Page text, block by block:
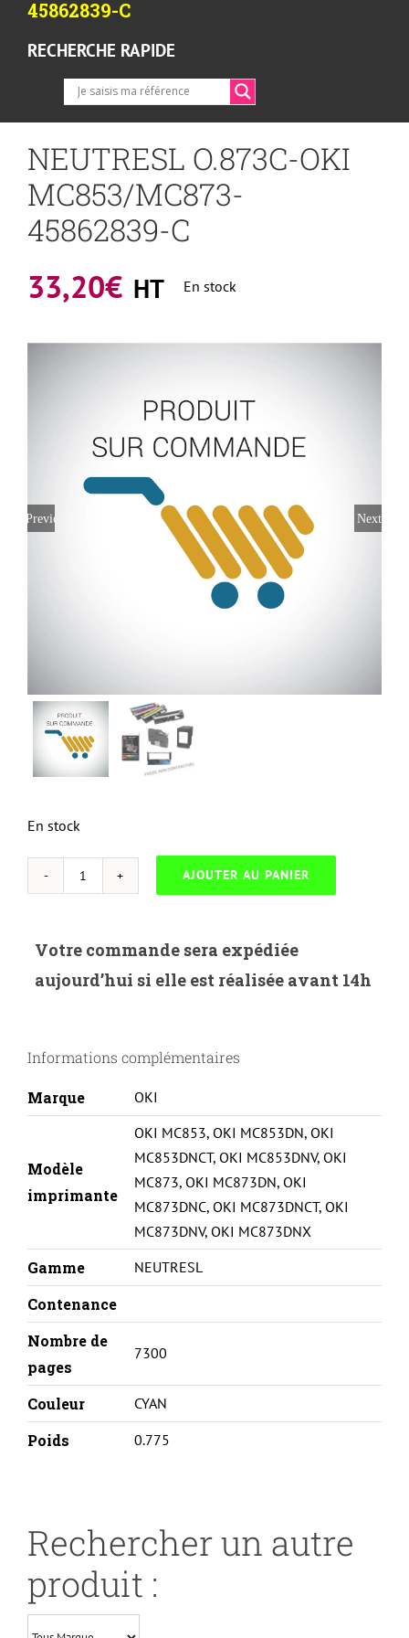
45862839-C
RECHERCHE RAPIDE
NEUTRESL O.873C-OKI
MC853/MC873-
45862839-C
33,20€ HT En stock
Previous Next
En stock
quantité
O.873C-
OKI
C
AJOUTER AU PANIER
Votre commande sera expédiée
aujourd’hui si elle est réalisée avant 14h
Informations complémentaires
Marque OKI
Modèle
imprimante
OKI MC853, OKI MC853DN, OKI
MC853DNCT, OKI MC853DNV, OKI
MC873, OKI MC873DN, OKI
MC873DNC, OKI MC873DNCT, OKI
MC873DNV, OKI MC873DNX
Gamme NEUTRESL
Contenance
Nombre de
pages
7300
Couleur CYAN
Poids 0.775
Rechercher un autre
produit :